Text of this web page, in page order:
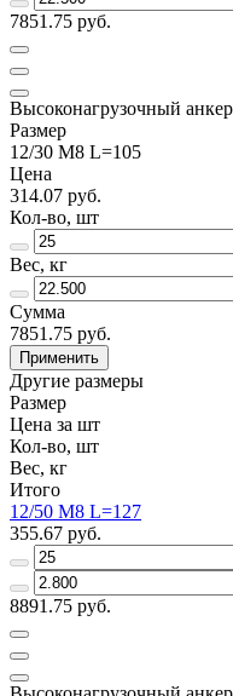
7851.75 руб.
Высоконагрузочный
Размер
12/30 M8 L=105
Цена
314.07 руб.
Кол-во, шт
Вес, кг
Сумма
7851.75 руб.
Применить
Другие размеры
Размер
Цена за шт
Кол-во, шт
Вес, кг
Итого
12/50 M8 L=127
355.67 руб.
8891.75 руб.